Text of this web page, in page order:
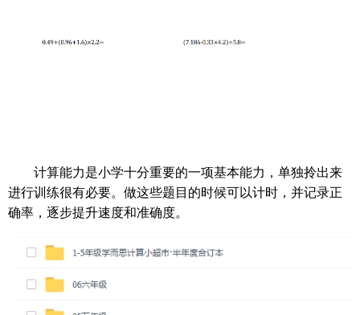
计算能力是小学十分重要的一项基本能力，单独拎出来
进行训练很有必要。做这些题目的时候可以计时，并记录正
确率，逐步提升速度和准确度。